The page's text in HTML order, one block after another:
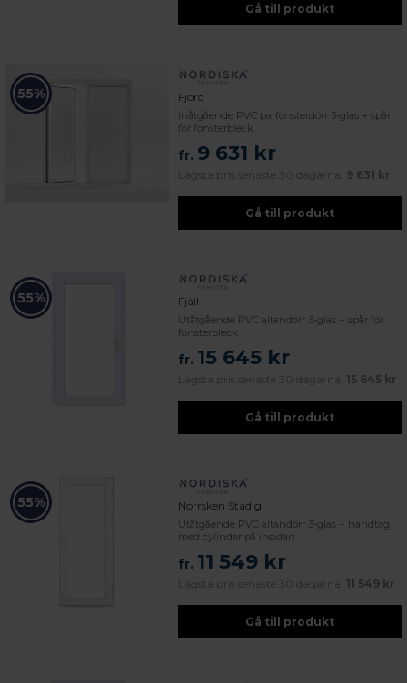
Gå till produkt
55% Fjord
Inåtgående PVC parfönsterdörr 3-glas + spår
för fönsterbleck
fr. 9 631 kr
Lägsta pris senaste 30 dagarna: 9 631 kr
Gå till produkt
55% Fjäll
Utåtgående PVC altandörr 3-glas + spår för
fönsterbleck
fr. 15 645 kr
Lägsta pris senaste 30 dagarna: 15 645 kr
Gå till produkt
55% Norrsken Stadig
Utåtgående PVC altandörr 3-glas + handtag
med cylinder på insidan
fr. 11 549 kr
Lägsta pris senaste 30 dagarna: 11 549 kr
Gå till produkt